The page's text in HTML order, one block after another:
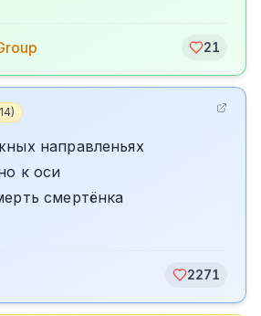
21
)
направленьях
к оси
смертёнка
2271